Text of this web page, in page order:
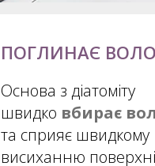
ПОГЛИНАЄ
Основа з діатоміту
швидко вбирає
та сприяє швидкому
висиханню